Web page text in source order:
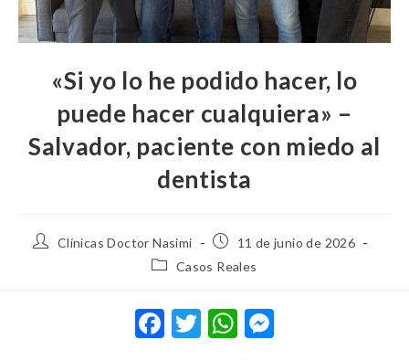
«Si yo lo he podido hacer, lo
puede hacer cualquiera» –
Salvador, paciente con miedo al
dentista
Clínicas Doctor Nasimi
11 de junio de 2026
Casos Reales
F T W